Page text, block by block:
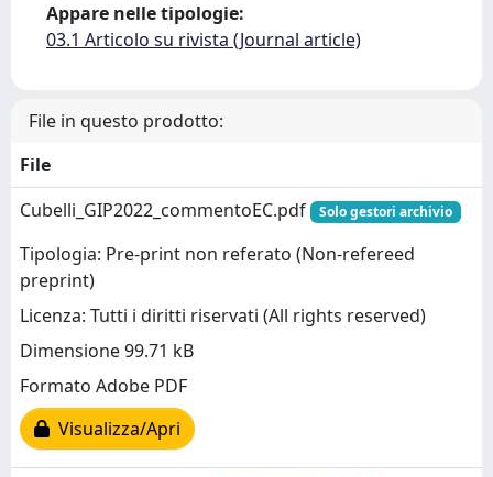
Appare nelle tipologie:
03.1 Articolo su rivista (Journal article)
File in questo prodotto:
File
Cubelli_GIP2022_commentoEC.pdf
Solo gestori archivio
Tipologia: Pre-print non referato (Non-refereed
preprint)
Licenza: Tutti i diritti riservati (All rights reserved)
Dimensione 99.71 kB
Formato Adobe PDF
Visualizza/Apri